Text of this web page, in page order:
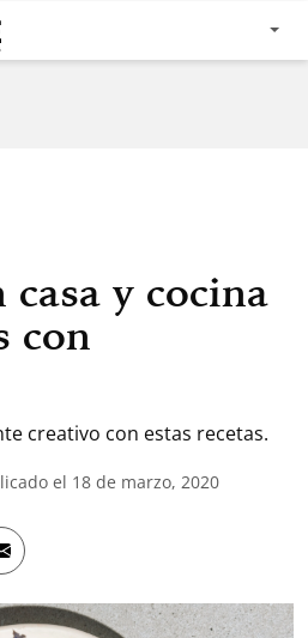
casa y cocina
con
creativo con estas recetas.
el 18 de marzo, 2020